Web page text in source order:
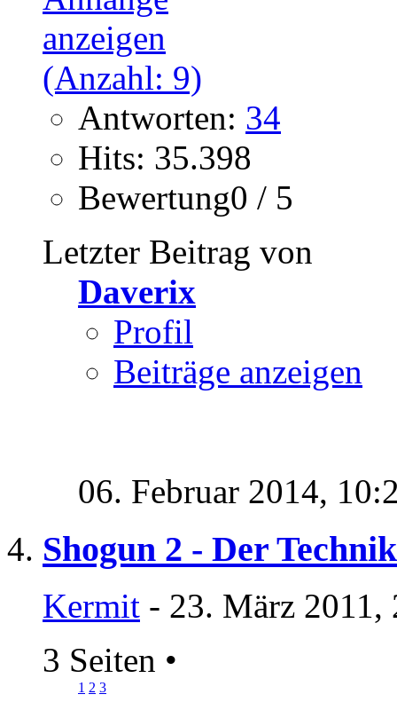
Antworten: 34
Hits: 35.398
Bewertung0 / 5
Letzter Beitrag von
Daverix
Profil
Beiträge anzeigen
06. Februar 2014,
Shogun 2 - Der
Kermit - 23. März 2011,
3 Seiten •
1 2 3